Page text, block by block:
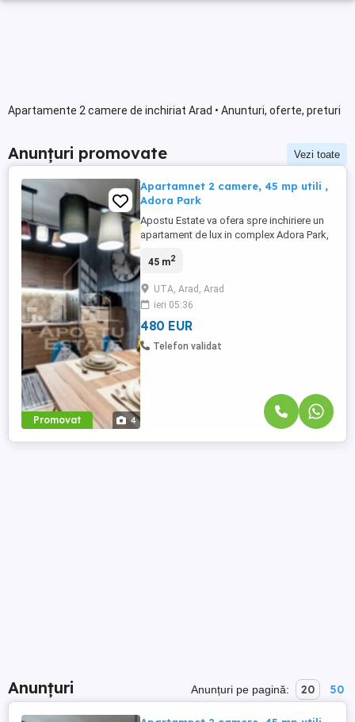
Apartamente 2 camere de inchiriat Arad • Anunturi, oferte, preturi
Anunțuri promovate Vezi toate
Promovat 4
Apartamnet 2 camere, 45 mp utili ,
Adora Park
Apostu Estate va ofera spre inchiriere un
apartament de lux in complex Adora Park,
confortabil Apartamentul este compus din
living luminos Bucataria este open space,
complet mobilata si utilata cu
electrocasnice de calitate Baia ...
45 m2
UTA, Arad, Arad
ieri 05:36
480 EUR
Telefon validat
Anunțuri Anunțuri pe pagină: 20 50